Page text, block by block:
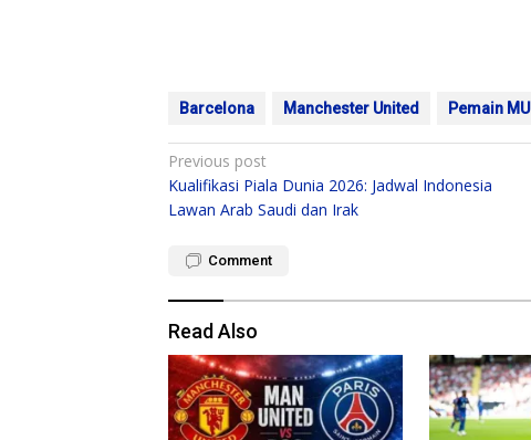
Barcelona Manchester United Pemain MU
Post
navigation
Previous post
Kualifikasi Piala Dunia 2026: Jadwal Indonesia
Lawan Arab Saudi dan Irak
Comment
Read Also